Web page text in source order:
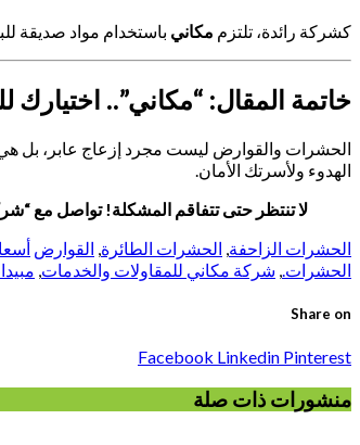
كشركة رائدة، تلتزم مكاني باستخدام مواد صديقة
خاتمة المقال: “مكاني”.. اختيارك
الحشرات والقوارض ليست مجرد إزعاج عابر، بل
الهدوء ولأسرتك الأمان.
لا تنتظر حتى تتفاقم المشكلة! تواصل مع “شركة
الحشرات الزاحفة الحشرات الطائرة القوارض
الحشرات. شركة مكاني للمقاولات والخدمات
Share on
Facebook Linkedin Pinterest
منشورات ذات صلة